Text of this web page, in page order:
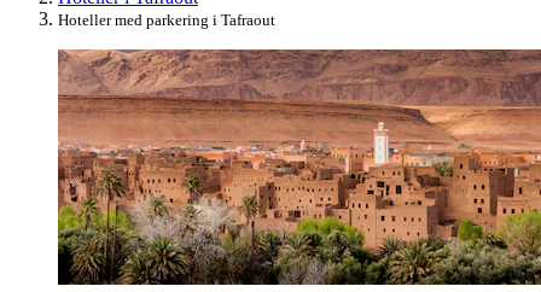
Hoteller med parkering i Tafraout